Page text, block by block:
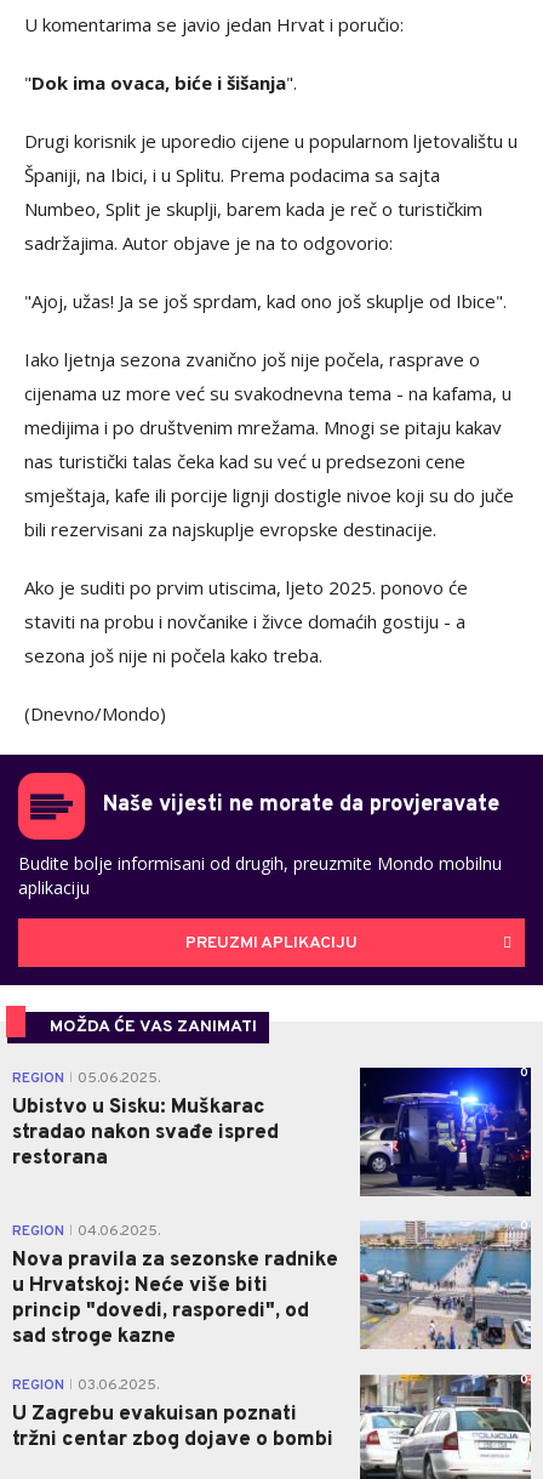
U komentarima se javio jedan Hrvat i poručio:
"Dok ima ovaca, biće i šišanja".
Drugi korisnik je uporedio cijene u popularnom ljetovalištu u
Španiji, na Ibici, i u Splitu. Prema podacima sa sajta
Numbeo, Split je skuplji, barem kada je reč o turističkim
sadržajima. Autor objave je na to odgovorio:
"Ajoj, užas! Ja se još sprdam, kad ono još skuplje od Ibice".
Iako ljetnja sezona zvanično još nije počela, rasprave o
cijenama uz more već su svakodnevna tema - na kafama, u
medijima i po društvenim mrežama. Mnogi se pitaju kakav
nas turistički talas čeka kad su već u predsezoni cene
smještaja, kafe ili porcije lignji dostigle nivoe koji su do juče
bili rezervisani za najskuplje evropske destinacije.
Ako je suditi po prvim utiscima, ljeto 2025. ponovo će
staviti na probu i novčanike i živce domaćih gostiju - a
sezona još nije ni počela kako treba.
(Dnevno/Mondo)
Naše vijesti ne morate da provjeravate
Budite bolje informisani od drugih, preuzmite Mondo mobilnu
aplikaciju
PREUZMI APLIKACIJU
MOŽDA ĆE VAS ZANIMATI
REGION 05.06.2025.
Ubistvo u Sisku: Muškarac
stradao nakon svađe ispred
restorana
0
REGION 04.06.2025.
Nova pravila za sezonske radnike
u Hrvatskoj: Neće više biti
princip "dovedi, rasporedi", od
sad stroge kazne
0
REGION 03.06.2025.
U Zagrebu evakuisan poznati
tržni centar zbog dojave o bombi
0